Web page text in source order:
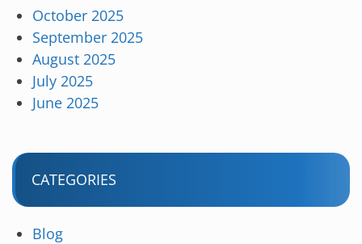
October 2025
September 2025
August 2025
July 2025
June 2025
CATEGORIES
Blog